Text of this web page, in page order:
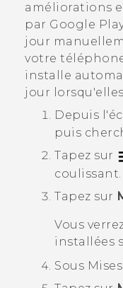
améliorations
par Google
jour
votre
installe
jour
Depuis
puis
Tapez sur
coulissant.
Tapez sur
Vous
installées
Sous